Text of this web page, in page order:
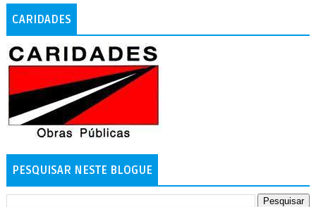
CARIDADES
PESQUISAR NESTE BLOGUE